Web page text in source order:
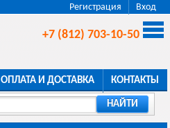
Регистрация Вход
+7 (812) 703-10-50
ОПЛАТА И ДОСТАВКА КОНТАКТЫ
НАЙТИ